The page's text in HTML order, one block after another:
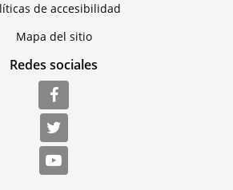
de accesibilidad
Mapa del sitio
Redes sociales